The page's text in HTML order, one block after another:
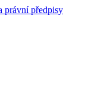
právní předpisy